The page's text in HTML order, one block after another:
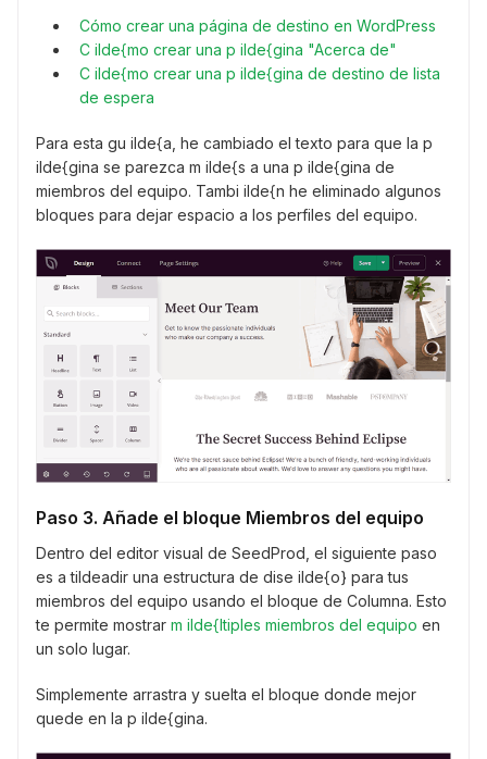
Cómo crear una página de destino en WordPress
C ilde{mo crear una p ilde{gina "Acerca de"
C ilde{mo crear una p ilde{gina de destino de lista
de espera
Para esta gu ilde{a, he cambiado el texto para que la p
ilde{gina se parezca m ilde{s a una p ilde{gina de
miembros del equipo. Tambi ilde{n he eliminado algunos
bloques para dejar espacio a los perfiles del equipo.
Paso 3. Añade el bloque Miembros del equipo
Dentro del editor visual de SeedProd, el siguiente paso
es a tildeadir una estructura de dise ilde{o} para tus
miembros del equipo usando el bloque de Columna. Esto
te permite mostrar m ilde{ltiples miembros del equipo en
un solo lugar.
Simplemente arrastra y suelta el bloque donde mejor
quede en la p ilde{gina.